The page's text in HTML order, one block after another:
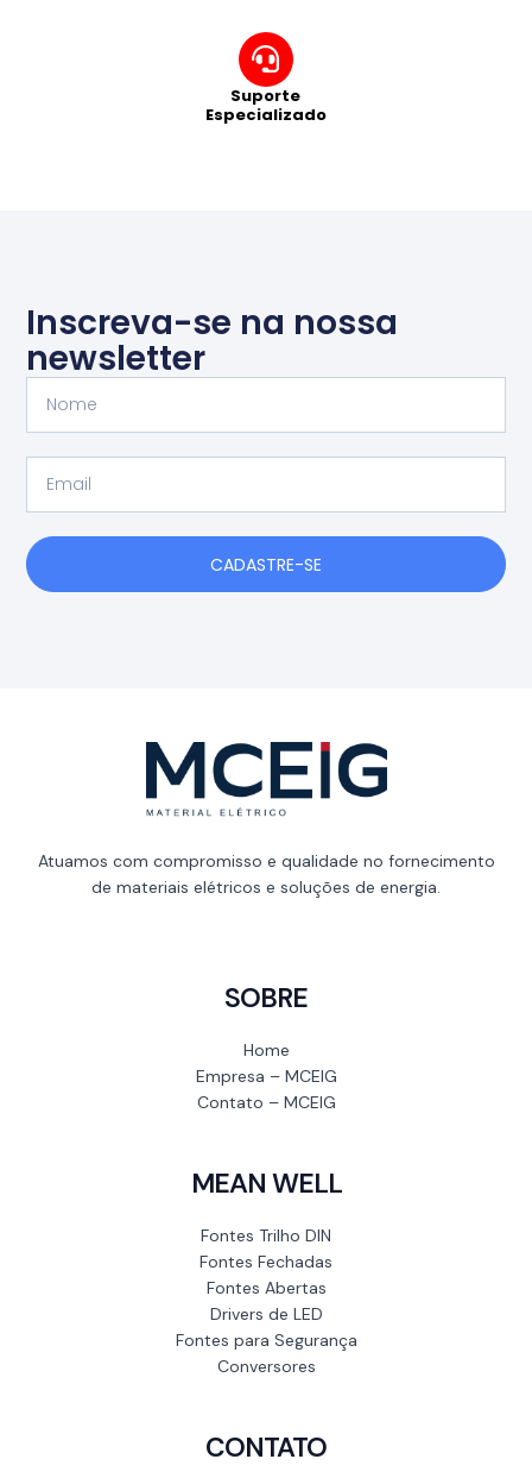
Suporte
Especializado
Inscreva-se na nossa
newsletter
CADASTRE-SE
Atuamos com compromisso e qualidade no fornecimento
de materiais elétricos e soluções de energia.
SOBRE
Home
Empresa – MCEIG
Contato – MCEIG
MEAN WELL
Fontes Trilho DIN
Fontes Fechadas
Fontes Abertas
Drivers de LED
Fontes para Segurança
Conversores
CONTATO